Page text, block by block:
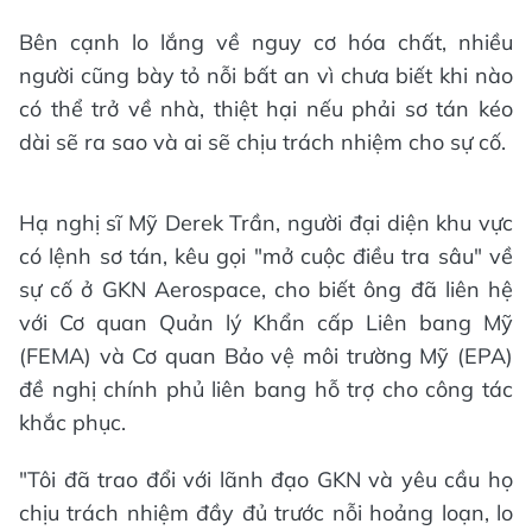
Bên cạnh lo lắng về nguy cơ hóa chất, nhiều
người cũng bày tỏ nỗi bất an vì chưa biết khi nào
có thể trở về nhà, thiệt hại nếu phải sơ tán kéo
dài sẽ ra sao và ai sẽ chịu trách nhiệm cho sự cố.
Hạ nghị sĩ Mỹ Derek Trần, người đại diện khu vực
có lệnh sơ tán, kêu gọi "mở cuộc điều tra sâu" về
sự cố ở GKN Aerospace, cho biết ông đã liên hệ
với Cơ quan Quản lý Khẩn cấp Liên bang Mỹ
(FEMA) và Cơ quan Bảo vệ môi trường Mỹ (EPA)
đề nghị chính phủ liên bang hỗ trợ cho công tác
khắc phục.
"Tôi đã trao đổi với lãnh đạo GKN và yêu cầu họ
chịu trách nhiệm đầy đủ trước nỗi hoảng loạn, lo